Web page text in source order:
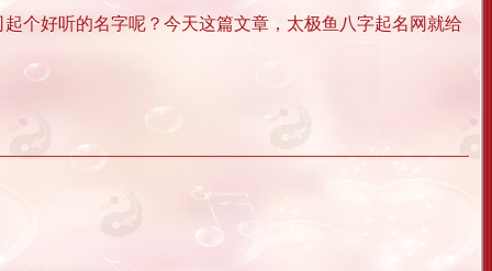
个好听的名字呢？今天这篇文章，太极鱼八字起名网就给